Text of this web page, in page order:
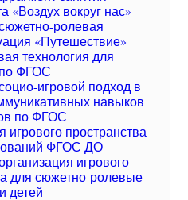
«Воздух вокруг нас»
ролевая
«Путешествие»
технология для
ФГОС
игровой подход в
навыков
по ФГОС
игрового пространства
ФГОС ДО
игрового
для сюжетно-ролевые
детей